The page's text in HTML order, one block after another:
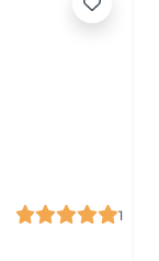
1